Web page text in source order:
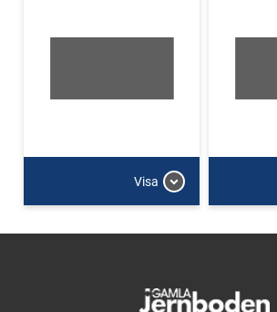
Visa